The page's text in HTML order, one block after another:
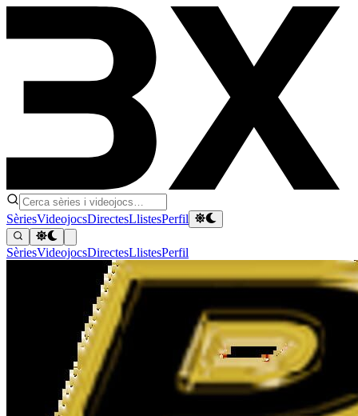
SèriesVideojocsDirectesLlistesPerfil
SèriesVideojocsDirectesLlistesPerfil